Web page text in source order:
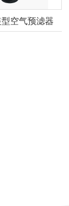
空气预滤器